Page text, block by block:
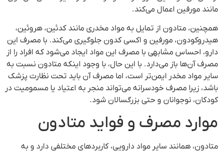
مانند مورفین اعمال می‌کند.
همچنین، متادون از تمایل به مواد مخدری مانند کدئین، هروئین،
هیدروکودون، مورفین و اکسی کدون جلوگیری می‌کند. با مصرف این
دارو، احساس مشابهی با مصرف این مواد ایجاد می‌شود که افراد را از
مصرف آن‌ها باز می‌دارد. با این حال، با وجود اینکه متادون نسبت به
سایر مواد مخدر ایمن‌تر است، اما مصرف آن باید تحت نظارت پزشک
باشد، زیرا مصرف خودسرانه می‌تواند منجر به اعتیاد یا مسمومیت در
کودکان، نوجوانان و حتی بزرگسالان شود.
موارد مصرف و فواید متادون
متادون، همانند سایر مواد دارویی، کاربردهای مختلفی دارد و به